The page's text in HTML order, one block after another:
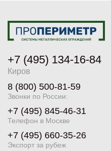
+7 (495) 134-16-84
Киров
8 (800) 500-81-59
Звонки по России:
+7 (495) 845-46-31
Телефон в Москве
+7 (495) 660-35-26
Экспорт за рубеж